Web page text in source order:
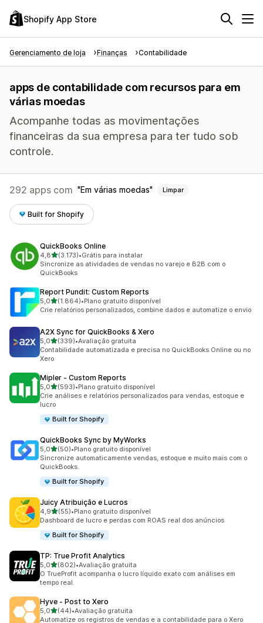
Shopify App Store
Gerenciamento de loja Finanças Contabilidade
apps de contabilidade com recursos para em
várias moedas
Acompanhe todas as movimentações
financeiras da sua empresa para ter tudo sob
controle.
292 apps com Em várias moedas Limpar
Built for Shopify
QuickBooks Online
4,8de 5 estrelas
(3.173)
3173 avaliações ao todo
•Grátis para instalar
Sincronize as atividades de vendas no varejo e B2B com o
QuickBooks
Report Pundit: Custom Reports
5,0de 5 estrelas
(1.864)
1864 avaliações ao todo
•Plano gratuito disponível
Crie relatórios personalizados, combine dados e automatize o envio
A2X Sync for QuickBooks & Xero
5,0de 5 estrelas
(339)
339 avaliações ao todo
•Avaliação gratuita
Contabilidade automatizada e precisa no QuickBooks Online ou no
Xero
Mipler ‑ Custom Reports
5,0de 5 estrelas
(593)
593 avaliações ao todo
•Plano gratuito disponível
Crie análises e relatórios personalizados para vendas, estoque e
lucro
Built for Shopify
QuickBooks Sync by MyWorks
5,0de 5 estrelas
(50)
50 avaliações ao todo
•Plano gratuito disponível
Sincronize automaticamente vendas, estoque e muito mais com o
QuickBooks.
Built for Shopify
Juicy Atribuição e Lucros
4,9de 5 estrelas
(55)
55 avaliações ao todo
•Plano gratuito disponível
Dashboard de lucro e perdas com ROAS real dos anúncios
Built for Shopify
TP: True Profit Analytics
5,0de 5 estrelas
(802)
802 avaliações ao todo
•Avaliação gratuita
O TrueProfit acompanha o lucro líquido exato com análises em
tempo real.
Hyve ‑ Post to Xero
5,0de 5 estrelas
(44)
44 avaliações ao todo
•Avaliação gratuita
Automatize os registros de vendas e a contabilidade para o Xero